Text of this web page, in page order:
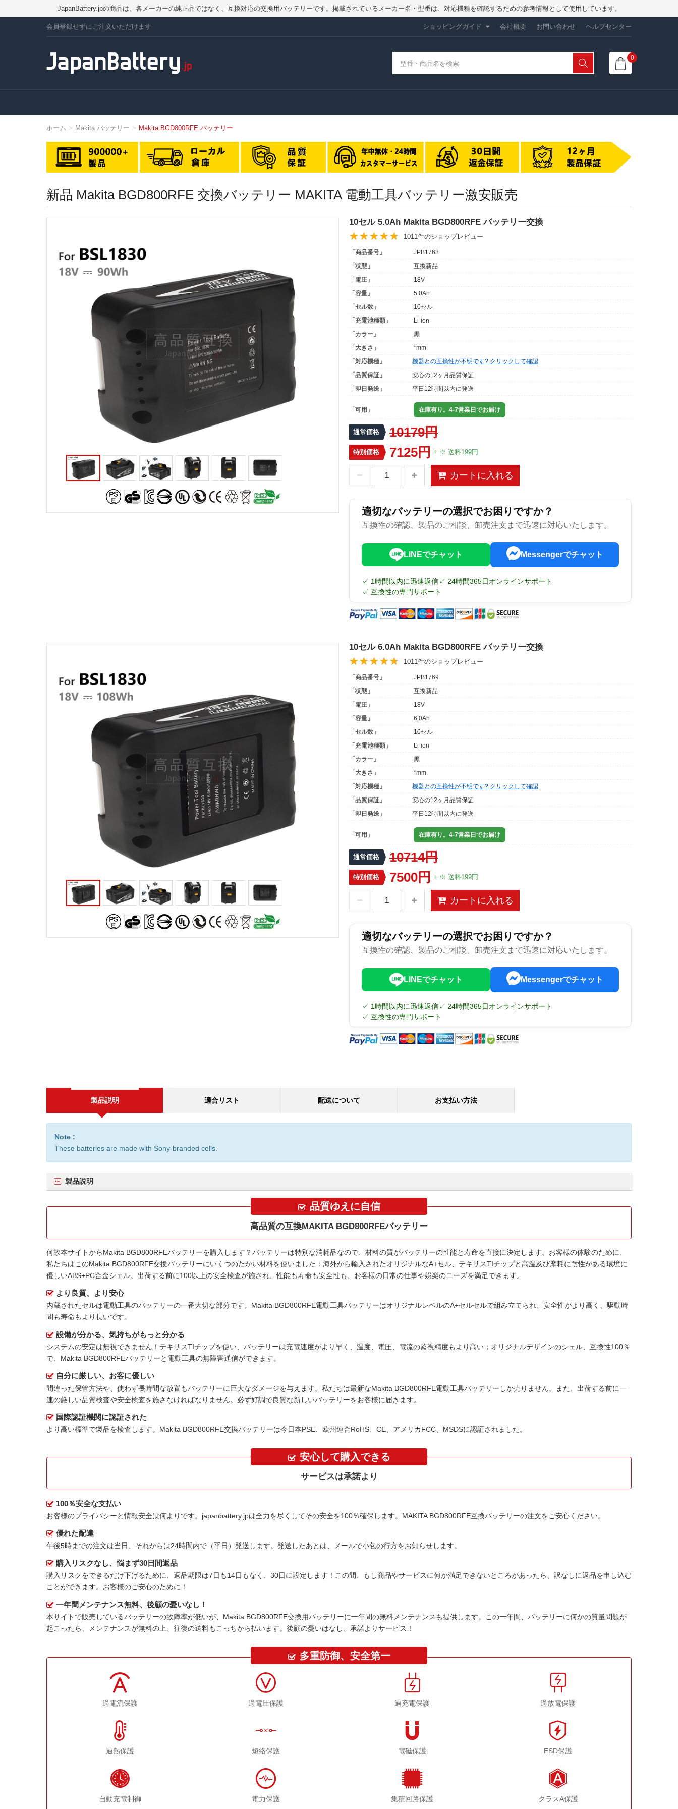
JapanBattery.jpの商品は、各メーカーの純正品ではなく、互換対応の交換用バッテリーです。掲載されているメーカー名・型番は、対応機種を確認するための参考情報として使用しています。
会員登録せずにご注文いただけます ショッピングガイド 会社概要 お問い合わせ ヘルプセンター
0
ホーム Makita バッテリー Makita BGD800RFE バッテリー
新品 Makita BGD800RFE 交換バッテリー MAKITA 電動工具バッテリー激安販売
10セル 5.0Ah Makita BGD800RFE バッテリー交換
1011件のショップレビュー
「商品番号」
JPB1768
「状態」
互換新品
「電圧」
18V
「容量」
5.0Ah
「セル数」
10セル
「充電池種類」
Li-ion
「カラー」
黒
「大きさ」
*mm
「対応機種」
機器との互換性が不明です? クリックして確認
「品質保証」
安心の12ヶ月品質保証
「即日発送」
平日12時間以内に発送
「可用」 在庫有り。4-7営業日でお届け
通常価格 10179円
特別価格 7125円 + ※ 送料199円
カートに入れる
適切なバッテリーの選択でお困りですか？
互換性の確認、製品のご相談、卸売注文まで迅速に対応いたします。
LINEでチャット Messengerでチャット
✓ 1時間以内に迅速返信✓ 24時間365日オンラインサポート
✓ 互換性の専門サポート
10セル 6.0Ah Makita BGD800RFE バッテリー交換
1011件のショップレビュー
「商品番号」
JPB1769
「状態」
互換新品
「電圧」
18V
「容量」
6.0Ah
「セル数」
10セル
「充電池種類」
Li-ion
「カラー」
黒
「大きさ」
*mm
「対応機種」
機器との互換性が不明です? クリックして確認
「品質保証」
安心の12ヶ月品質保証
「即日発送」
平日12時間以内に発送
「可用」 在庫有り。4-7営業日でお届け
通常価格 10714円
特別価格 7500円 + ※ 送料199円
カートに入れる
適切なバッテリーの選択でお困りですか？
互換性の確認、製品のご相談、卸売注文まで迅速に対応いたします。
LINEでチャット Messengerでチャット
✓ 1時間以内に迅速返信✓ 24時間365日オンラインサポート
✓ 互換性の専門サポート
製品説明 適合リスト 配送について お支払い方法
Note :
These batteries are made with Sony-branded cells.
製品説明
品質ゆえに自信
高品質の互換MAKITA BGD800RFEバッテリー
何故本サイトからMakita BGD800RFEバッテリーを購入します？バッテリーは特別な消耗品なので、材料の質がバッテリーの性能と寿命を直接に決定します。お客様の体験のために、
私たちはこのMakita BGD800RFE交換バッテリーにいくつのたかい材料を使いました：海外から輸入されたオリジナルなA+セル、テキサスTIチップと高温及び摩耗に耐性がある環境に
優しいABS+PC合金シェル。出荷する前に100以上の安全検査が施され、性能も寿命も安全性も、お客様の日常の仕事や娯楽のニーズを満足できます。
より良質、より安心
内蔵されたセルは電動工具のバッテリーの一番大切な部分です。 Makita BGD800RFE電動工具バッテリーはオリジナルレベルのA+セルセルで組み立てられ、安全性がより高く、駆動時
間も寿命もより長いです。
設備が分かる、気持ちがもっと分かる
システムの安定は無視できません！テキサスTIチップを使い、バッテリーは充電速度がより早く、温度、電圧、電流の監視精度もより高い；オリジナルデザインのシェル、互換性100％
で、Makita BGD800RFEバッテリーと電動工具の無障害通信ができます。
自分に厳しい、お客に優しい
間違った保管方法や、使わず長時間な放置もバッテリーに巨大なダメージを与えます。私たちは最新なMakita BGD800RFE電動工具バッテリー しか売りません。また、出荷する前に一
連の厳しい品質検査や安全検査を施さなければなりません。必ず好調で良質な新しいバッテリーをお客様に届きます。
国際認証機関に認証された
より高い標準で製品を検査します。Makita BGD800RFE交換バッテリーは今日本PSE、欧州連合RoHS、CE、アメリカFCC、MSDSに認証されました。
安心して購入できる
サービスは承諾より
100％安全な支払い
お客様のプライバシーと情報安全は何よりです。japanbattery.jpは全力を尽くしてその安全を100％確保します。 MAKITA BGD800RFE互換バッテリーの注文をご安心ください。
優れた配達
午後5時までの注文は当日、それからは24時間内で（平日）発送します。発送したあとは、メールで小包の行方をお知らせします。
購入リスクなし、悩まず30日間返品
購入リスクをできるだけ下げるために、返品期限は7日も14日もなく、30日に設定します！この間、もし商品やサービスに何か満足できないところがあったら、訳なしに返品を申し込む
ことができます。お客様のご安心のために！
一年間メンテナンス無料、後顧の憂いなし！
本サイトで販売しているバッテリーの故障率が低いが、 Makita BGD800RFE交換用バッテリーに一年間の無料メンテナンスも提供します。この一年間、バッテリーに何かの質量問題が
起こったら、メンテナンスが無料の上、往復の送料もこっちから払います。後顧の憂いはなし、承諾よりサービス！
多重防御、安全第一
過電流保護 過電圧保護 過充電保護 過放電保護
過熱保護 短絡保護 電磁保護 ESD保護
自動充電制御 電力保護 集積回路保護 クラスA保護